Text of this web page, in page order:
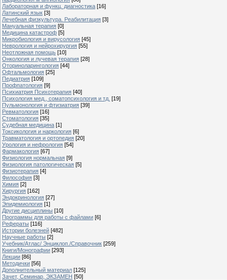
Лабораторная и функц. диагностика [16]
Латинский язык [3]
Лечебная физкультура. Реабилитация [3]
Мануальная терапия [0]
Медицина катастроф [5]
Микробиология и вирусология [45]
Неврология и нейрохирургия [55]
Неотложная помощь [10]
Онкология и лучевая терапия [28]
Оториноларингология [44]
Офтальмология [25]
Педиатрия [109]
Профпатология [9]
Психиатрия Психотерапия [40]
Психология мед., соматопсихология и тд. [19]
Пульмонология и фтизиатрия [39]
Ревматология [16]
Стоматология [35]
Судебная медицина [1]
Токсикология и наркология [6]
Травматология и ортопедия [20]
Урология и нефрология [54]
Фармакология [67]
Физиология нормальная [9]
Физиология патологическая [5]
Физиотерапия [4]
Философия [3]
Химия [2]
Хирургия [162]
Эндокринология [27]
Эпидемиология [1]
Другие дисциплины [10]
Программы для работы с файлами [6]
Рефераты [116]
Истории болезней [482]
Научные работы [2]
Учебник/Атлас/ Энциклоп./Справочник [259]
Книги/Монографии [293]
Лекции [86]
Методички [56]
Дополнительный материал [125]
Зачет, Семинар, ЭКЗАМЕН [50]